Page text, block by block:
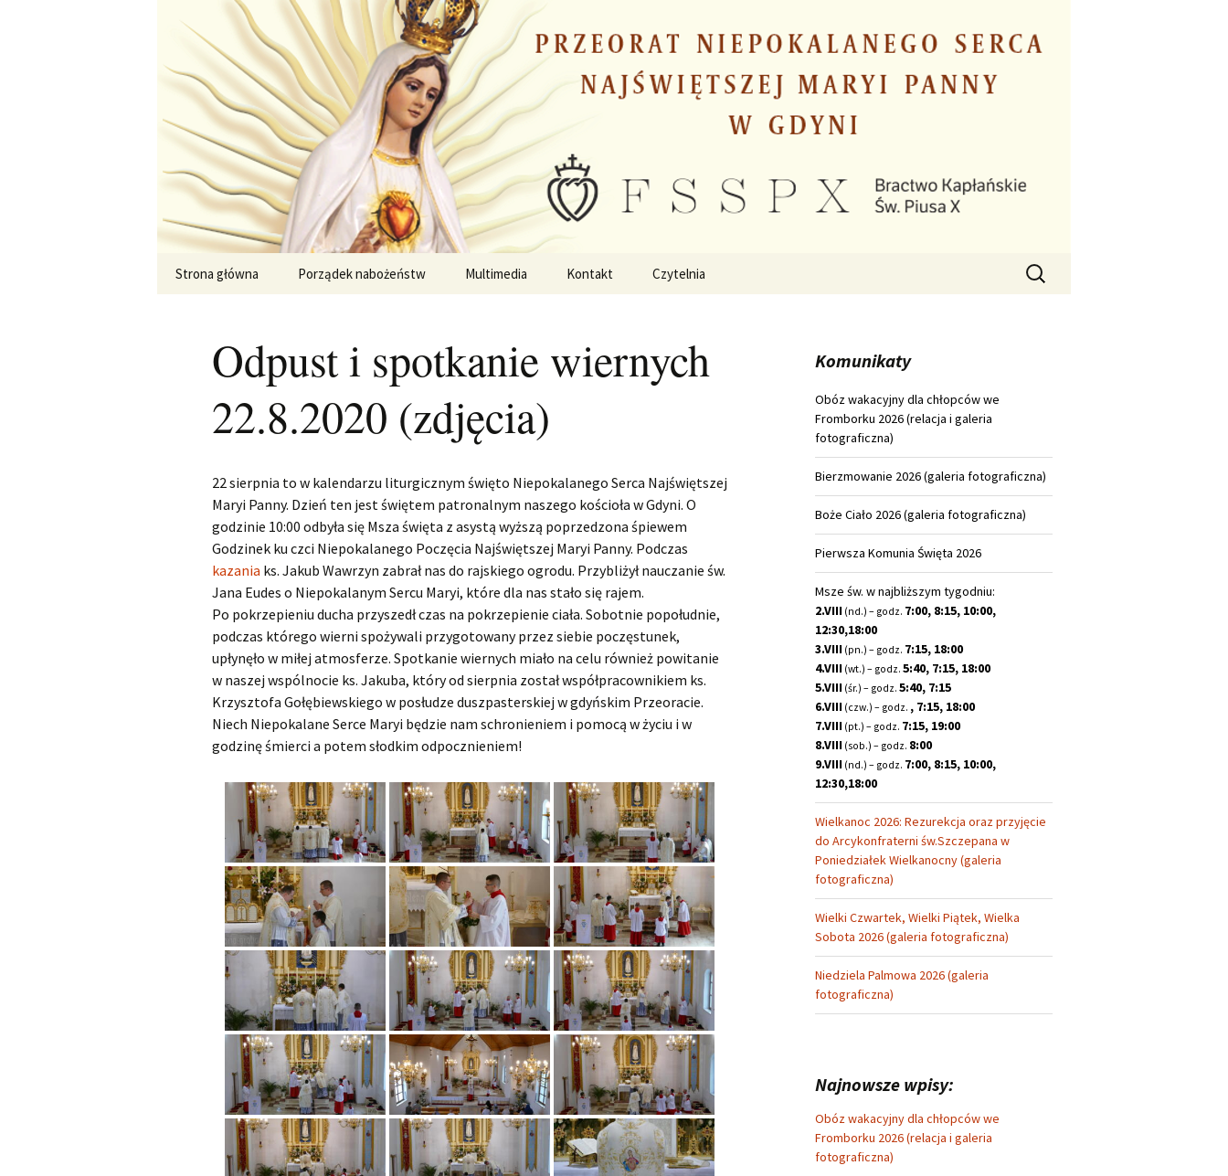
Strona główna Porządek nabożeństw Multimedia Kontakt Czytelnia
Szukaj:
Odpust i spotkanie wiernych
22.8.2020 (zdjęcia)
22 sierpnia to w kalendarzu liturgicznym święto Niepokalanego Serca Najświętszej
Maryi Panny. Dzień ten jest świętem patronalnym naszego kościoła w Gdyni. O
godzinie 10:00 odbyła się Msza święta z asystą wyższą poprzedzona śpiewem
Godzinek ku czci Niepokalanego Poczęcia Najświętszej Maryi Panny. Podczas
kazania ks. Jakub Wawrzyn zabrał nas do rajskiego ogrodu. Przybliżył nauczanie św.
Jana Eudes o Niepokalanym Sercu Maryi, które dla nas stało się rajem.
Po pokrzepieniu ducha przyszedł czas na pokrzepienie ciała. Sobotnie popołudnie,
podczas którego wierni spożywali przygotowany przez siebie poczęstunek,
upłynęło w miłej atmosferze. Spotkanie wiernych miało na celu również powitanie
w naszej wspólnocie ks. Jakuba, który od sierpnia został współpracownikiem ks.
Krzysztofa Gołębiewskiego w posłudze duszpasterskiej w gdyńskim Przeoracie.
Niech Niepokalane Serce Maryi będzie nam schronieniem i pomocą w życiu i w
godzinę śmierci a potem słodkim odpocznieniem!
Komunikaty
Obóz wakacyjny dla chłopców we
Fromborku 2026 (relacja i galeria
fotograficzna)
Bierzmowanie 2026 (galeria fotograficzna)
Boże Ciało 2026 (galeria fotograficzna)
Pierwsza Komunia Święta 2026
Msze św. w najbliższym tygodniu:
2.VIII (nd.) – godz. 7:00, 8:15, 10:00,
12:30,18:00
3.VIII (pn.) – godz. 7:15, 18:00
4.VIII (wt.) – godz. 5:40, 7:15, 18:00
5.VIII (śr.) – godz. 5:40, 7:15
6.VIII (czw.) – godz. , 7:15, 18:00
7.VIII (pt.) – godz. 7:15, 19:00
8.VIII (sob.) – godz. 8:00
9.VIII (nd.) – godz. 7:00, 8:15, 10:00,
12:30,18:00
Wielkanoc 2026: Rezurekcja oraz przyjęcie
do Arcykonfraterni św.Szczepana w
Poniedziałek Wielkanocny (galeria
fotograficzna)
Wielki Czwartek, Wielki Piątek, Wielka
Sobota 2026 (galeria fotograficzna)
Niedziela Palmowa 2026 (galeria
fotograficzna)
Najnowsze wpisy:
Obóz wakacyjny dla chłopców we
Fromborku 2026 (relacja i galeria
fotograficzna)